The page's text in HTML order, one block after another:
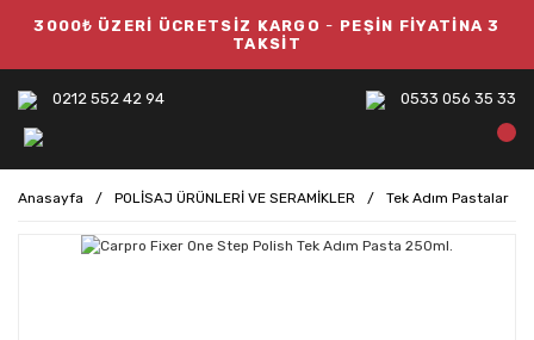
3000₺ ÜZERİ ÜCRETSİZ KARGO - PEŞİN FİYATİNA 3
TAKSİT
0212 552 42 94 0533 056 35 33
Anasayfa POLİSAJ ÜRÜNLERİ VE SERAMİKLER Tek Adım Pastalar